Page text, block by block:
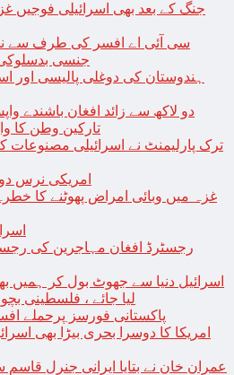
جنگ کے بعد بھی اسرائیلی فوجیں
سی آئی اے افسر کی طرف سے
جنسی
ہندوستان کی دوغلی پالیسی اور
دو لاکھ سے زائد افغان باشندے
تارکین وطن کا
ترک پارلیمنٹ نے اسرائیلی مصنوعات
امریکی نرس
غزہ میں وبائی امراض پھوٹنے کا
رجسٹرڈ افغان مہاجرین کی
اسرائیل دنیا سے جھوٹ بول کر ہمیں
لیا جائے ، فلسطینی
پاکستانی فورسز پرحملے
امریکا کا دوسرا بحری بیڑا بھی
عمران خان نے بتایا ایرانی جنرل